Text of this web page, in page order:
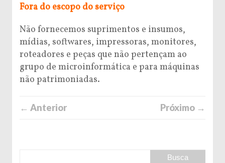
Fora do escopo do serviço
Não fornecemos suprimentos e insumos,
mídias, softwares, impressoras, monitores,
roteadores e peças que não pertençam ao
grupo de microinformática e para máquinas
não patrimoniadas.
← Anterior Próximo →